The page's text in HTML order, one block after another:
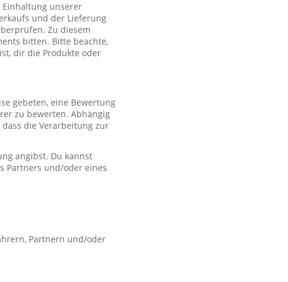
unserer
und der Lieferung
Zu diesem
bitten. Bitte beachte,
dir die Produkte oder
gebeten, eine Bewertung
zu bewerten. Abhängig
die Verarbeitung zur
angibst. Du kannst
Partners und/oder eines
Partnern und/oder